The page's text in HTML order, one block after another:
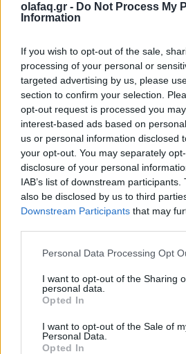
olafaq.gr - Do Not Process My
Information
If you wish to opt-out of the sale,
processing of your personal or
targeted advertising by us, please
section to confirm your selection.
opt-out request is processed you
interest-based ads based on
us or personal information disclosed
your opt-out. You may separately
disclosure of your personal
IAB’s list of downstream
also be disclosed by us to third
Downstream Participants that may
Personal Data Processing Opt
I want to opt-out of the Sharing
personal data.
Opted In
I want to opt-out of the Sale of
Personal Data.
Opted In
Δείτε
Τρόπος Ζωής
5+1 συνήθειες που θα σε
στους στόχους σου
27.07.26